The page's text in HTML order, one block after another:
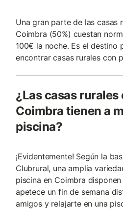
Una gran parte de las casas
Coimbra (50%) cuestan
100€ la noche. Es el destino
encontrar casas rurales con
¿Las casas
Coimbra tienen a
piscina?
¡Evidentemente! Según la
Clubrural, una amplia
piscina en Coimbra
apetece un fin de semana
amigos y relajarte en una